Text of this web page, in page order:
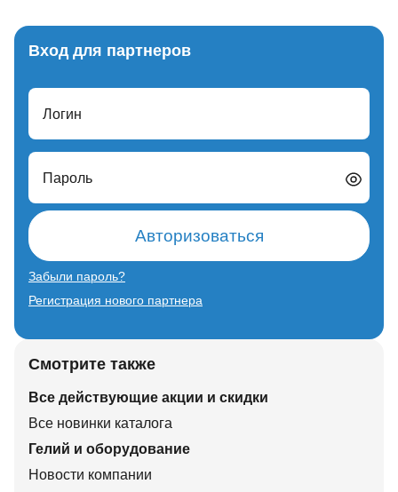
Вход для партнеров
Логин
Пароль
Авторизоваться
Забыли пароль?
Регистрация нового партнера
Смотрите также
Все действующие акции и скидки
Все новинки каталога
Гелий и оборудование
Новости компании